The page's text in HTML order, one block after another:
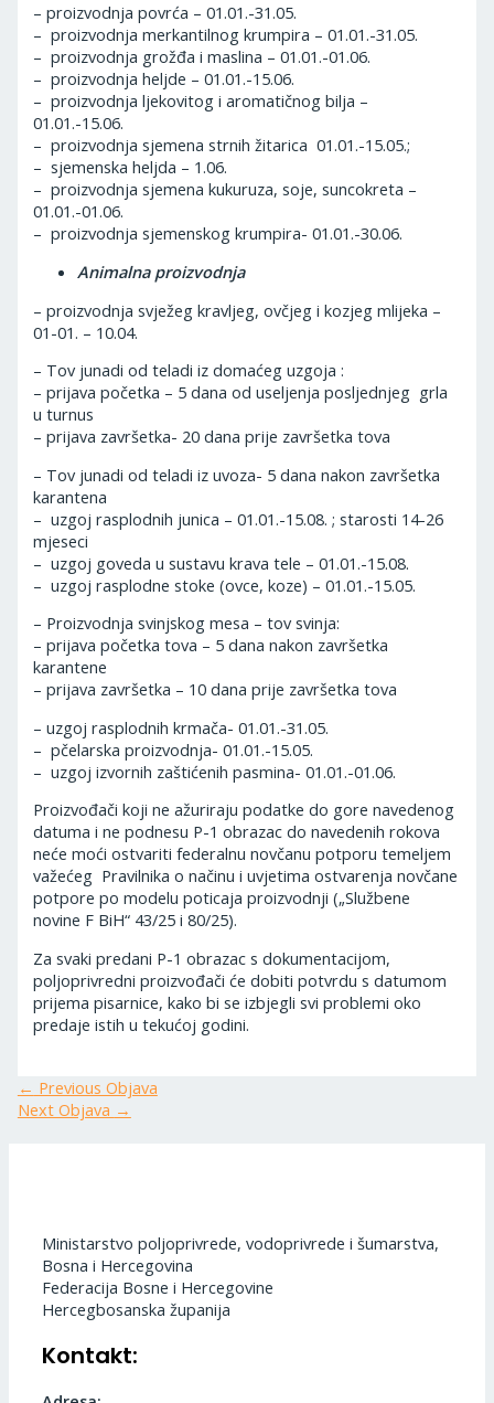
– proizvodnja povrća – 01.01.-31.05.
– proizvodnja merkantilnog krumpira – 01.01.-31.05.
– proizvodnja grožđa i maslina – 01.01.-01.06.
– proizvodnja heljde – 01.01.-15.06.
– proizvodnja ljekovitog i aromatičnog bilja –
01.01.-15.06.
– proizvodnja sjemena strnih žitarica 01.01.-15.05.;
– sjemenska heljda – 1.06.
– proizvodnja sjemena kukuruza, soje, suncokreta –
01.01.-01.06.
– proizvodnja sjemenskog krumpira- 01.01.-30.06.
Animalna proizvodnja
– proizvodnja svježeg kravljeg, ovčjeg i kozjeg mlijeka –
01-01. – 10.04.
– Tov junadi od teladi iz domaćeg uzgoja :
– prijava početka – 5 dana od useljenja posljednjeg grla
u turnus
– prijava završetka- 20 dana prije završetka tova
– Tov junadi od teladi iz uvoza- 5 dana nakon završetka
karantena
– uzgoj rasplodnih junica – 01.01.-15.08. ; starosti 14-26
mjeseci
– uzgoj goveda u sustavu krava tele – 01.01.-15.08.
– uzgoj rasplodne stoke (ovce, koze) – 01.01.-15.05.
– Proizvodnja svinjskog mesa – tov svinja:
– prijava početka tova – 5 dana nakon završetka
karantene
– prijava završetka – 10 dana prije završetka tova
– uzgoj rasplodnih krmača- 01.01.-31.05.
– pčelarska proizvodnja- 01.01.-15.05.
– uzgoj izvornih zaštićenih pasmina- 01.01.-01.06.
Proizvođači koji ne ažuriraju podatke do gore navedenog
datuma i ne podnesu P-1 obrazac do navedenih rokova
neće moći ostvariti federalnu novčanu potporu temeljem
važećeg Pravilnika o načinu i uvjetima ostvarenja novčane
potpore po modelu poticaja proizvodnji („Službene
novine F BiH“ 43/25 i 80/25).
Za svaki predani P-1 obrazac s dokumentacijom,
poljoprivredni proizvođači će dobiti potvrdu s datumom
prijema pisarnice, kako bi se izbjegli svi problemi oko
predaje istih u tekućoj godini.
← Previous Objava
Next Objava →
Ministarstvo poljoprivrede, vodoprivrede i šumarstva,
Bosna i Hercegovina
Federacija Bosne i Hercegovine
Hercegbosanska županija
Kontakt: